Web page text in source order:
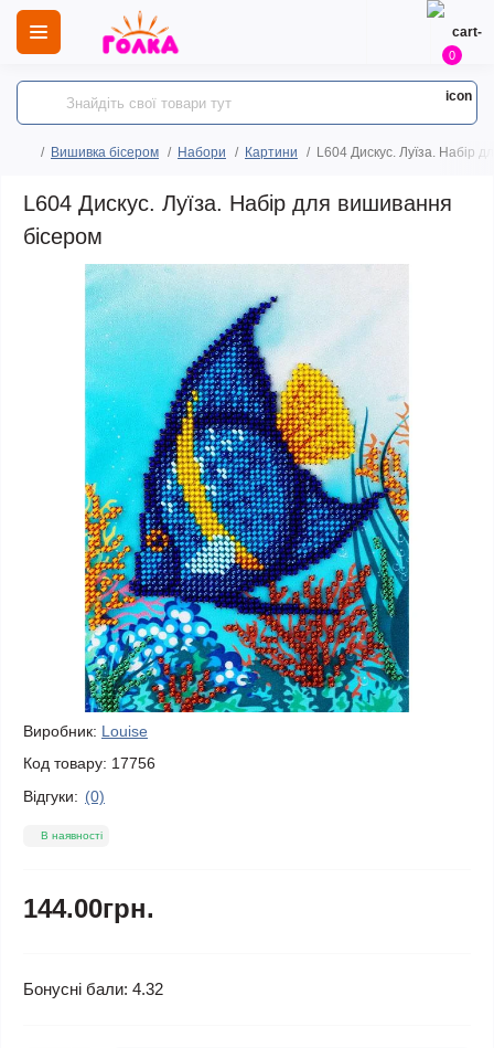
0
Вишивка бісером Набори Картини L604 Дискус. Луїза. Набір
L604 Дискус. Луїза. Набір для вишивання
бісером
Виробник: Louise
Код товару: 17756
Відгуки: (0)
В наявності
144.00грн.
Бонусні бали: 4.32